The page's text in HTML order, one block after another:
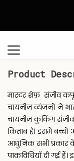
Product
मास्टर शेफ़ संजीव
चायनीज़ व्यंजनों ने
चायनीज़ कुकिंग संजीव
किताब है। इसमें
आधुनिक सभी प्रकार
पाकविधियाँ दी गई